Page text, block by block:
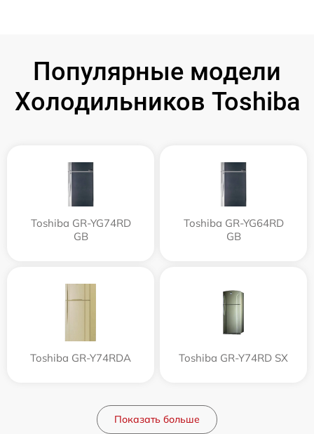
Популярные модели
Холодильников Toshiba
Toshiba GR-YG74RD
GB
Toshiba GR-YG64RD
GB
Toshiba GR-Y74RDA Toshiba GR-Y74RD SX
Показать больше